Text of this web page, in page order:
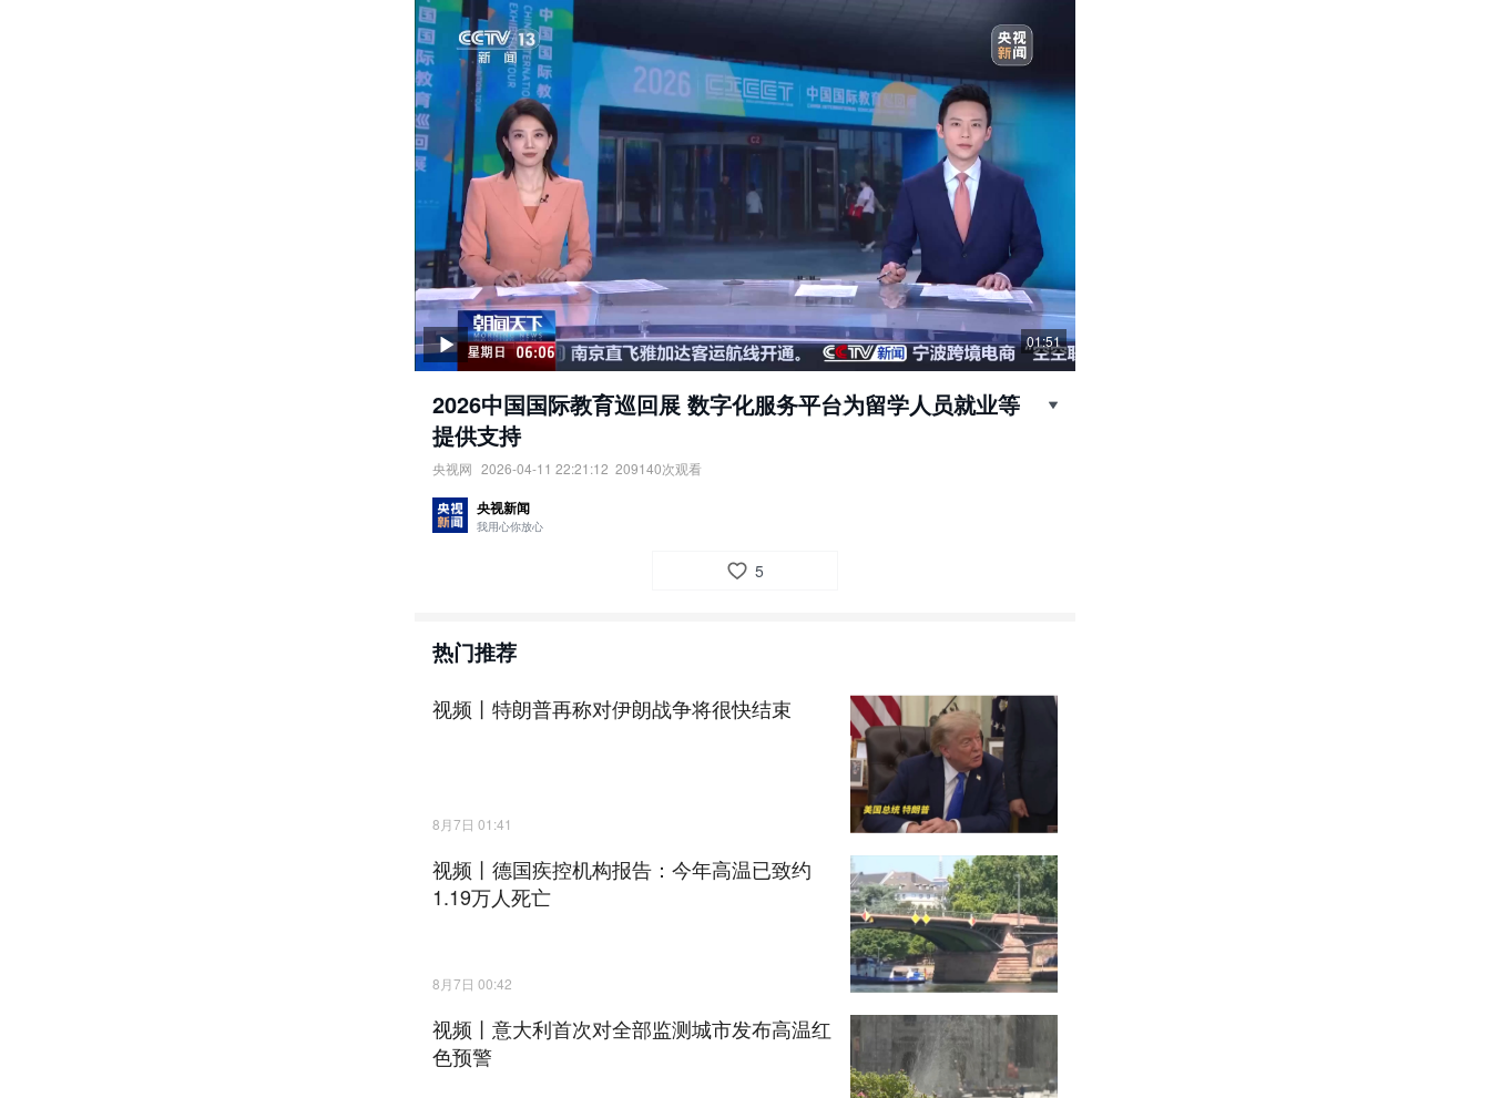
01:51
2026中国国际教育巡回展 数字化服务平台为留学人员就业等
提供支持
央视网 2026-04-11 22:21:12 209140次观看
责任编辑：央视网
央视新闻
我用心你放心
5
热门推荐
视频丨特朗普再称对伊朗战争将很快结束
8月7日 01:41
视频丨德国疾控机构报告：今年高温已致约
1.19万人死亡
8月7日 00:42
视频丨意大利首次对全部监测城市发布高温红
色预警